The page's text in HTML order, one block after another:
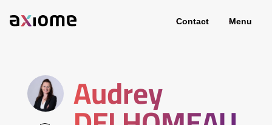
Contact Menu
Audrey